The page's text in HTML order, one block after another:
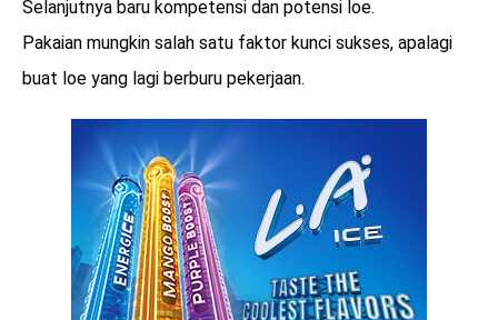
menarik
Selanjutnya baru kompetensi dan potensi loe.
Pakaian mungkin salah satu faktor kunci sukses, apalagi
buat loe yang lagi berburu pekerjaan.